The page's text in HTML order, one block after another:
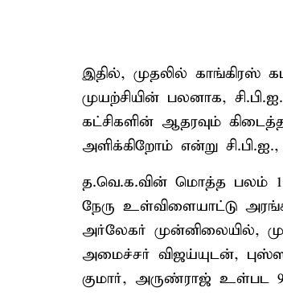
இதில், முதலில் காங்கிரஸ்
முயற்சியின் பலனாக,
கட்சிகளின் ஆதரவும்
அளிக்கிறோம் என்று
த.வெ.க.வின் மொத்த பலம்
நேரு உள்விளையாட்டு
அர்லேகர் முன்னிலையில்,
அமைச்சர் விஜய்யுடன்,
குமார், அருண்ராஜ் உள்பட